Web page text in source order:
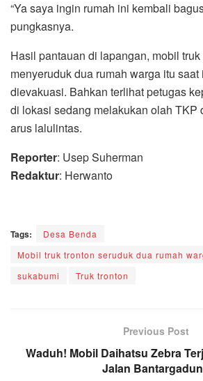
“Ya saya ingin rumah ini kembali
pungkasnya.
Hasil pantauan di lapangan, mobil
menyeruduk dua rumah warga itu
dievakuasi. Bahkan terlihat petugas
di lokasi sedang melakukan olah TKP
arus lalulintas.
Reporter: Usep Suherman
Redaktur: Herwanto
Tags:
Desa Benda
Mobil truk tronton seruduk dua rumah
sukabumi
Truk tronton
Previous Post
Waduh! Mobil Daihatsu Zebra
Jalan